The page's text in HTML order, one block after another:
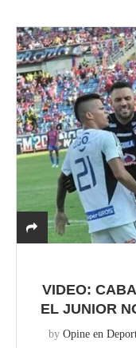
VIDEO:
EL JUNIOR
by Opine en